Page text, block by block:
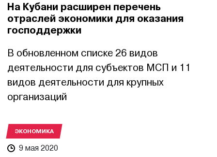
На Кубани расширен перечень
отраслей экономики для оказания
господдержки
В обновленном списке 26 видов
деятельности для субъектов МСП и 11
видов деятельности для крупных
организаций
ЭКОНОМИКА
9 мая 2020